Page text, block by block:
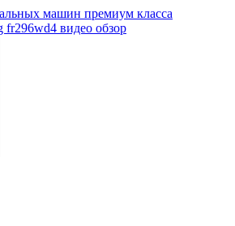
машин премиум класса
видео обзор